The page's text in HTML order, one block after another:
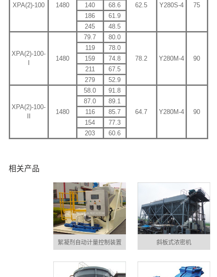
XPA(2)-100 1480 62.5 Y280S-4 75
140
68.6
186
61.9
245
48.5
XPA(2)-100-
1480
79.7 80.0
78.2 Y280M-4 90
119
78.0
159
74.8
211
67.5
279
52.9
XPA(2)-100-
1480
58.0 91.8
64.7 Y280M-4 90
87.0
89.1
116
85.7
154
77.3
203
60.6
相关产品
絮凝剂自动计量控制装置 斜板式浓密机